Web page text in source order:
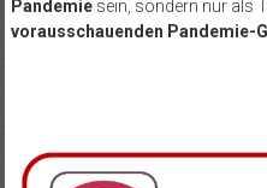
Pandemiesein, sondern nur als
vorausschauenden Pandemie-